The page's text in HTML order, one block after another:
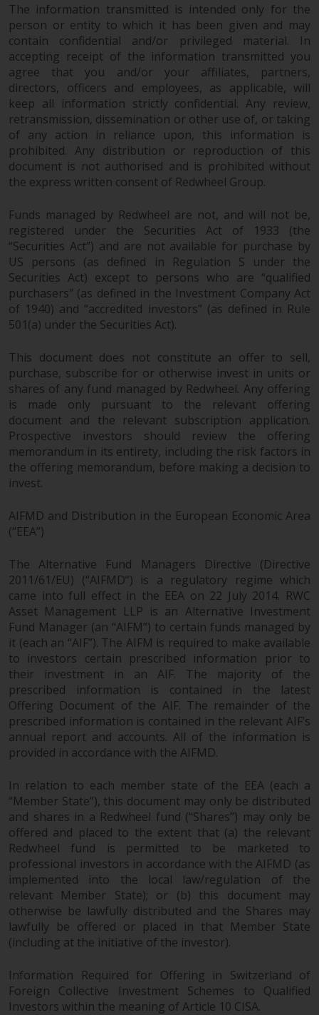
Kauf von Produkten oder
Dienstleistungen darstellen, die
von Redwheel oder einem seiner
verbundenen Unternehmen
bereitgestellt werden, und darf
nicht im Zusammenhang mit
einer Anlageentscheidung
herangezogen werden. Diese
Website bietet keine spezifische
Anlageberatung und
berücksichtigt nicht die
bestimmten Anlegers oder
bestimmter Anleger.
Nichts auf dieser Website sollte
als Anlage-, Steuer-, Rechts- oder
sonstige Beratung ausgelegt
werden.
Risikowarnung
Die frühere Wertentwicklung
eines von Redwheel verwalteten
Fonds ist kein Hinweis auf die
zukünftige Wertentwicklung. Der
daraus erzielten Erträge können
sowohl fallen als auch steigen.
Redwheel und seinen
verbundenen Unternehmen
angebotenen Produkte und
Dienstleistungen sind erhebliche
Risiken verbunden.
Wechselkursschwankungen
können sich positiv oder negativ
auf den Wert von auf
Fremdwährungen lautenden
Finanzinstrumenten auswirken.
Bestimmte Anlagen,
insbesondere alternative Fonds
beinhalten ein
überdurchschnittliches Risiko und
sind als langfristig anzusehen.
Derivative Instrumente können
mit einem hohen Risiko
verbunden sein. Unterschiedliche
Arten von Fonds oder Anlagen
weisen unterschiedliche
Risikograde auf.
Änderungen am Inhalt
The information transmitted is intended only for the
person or entity to which it has been given and may
contain confidential and/or privileged material. In
accepting receipt of the information transmitted you
agree that you and/or your affiliates, partners,
directors, officers and employees, as applicable, will
keep all information strictly confidential. Any review,
retransmission, dissemination or other use of, or taking
of any action in reliance upon, this information is
prohibited. Any distribution or reproduction of this
document is not authorised and is prohibited without
the express written consent of Redwheel Group.
Funds managed by Redwheel are not, and will not be,
registered under the Securities Act of 1933 (the
“Securities Act”) and are not available for purchase by
US persons (as defined in Regulation S under the
Securities Act) except to persons who are “qualified
purchasers” (as defined in the Investment Company Act
of 1940) and “accredited investors” (as defined in Rule
501(a) under the Securities Act).
This document does not constitute an offer to sell,
purchase, subscribe for or otherwise invest in units or
shares of any fund managed by Redwheel. Any offering
is made only pursuant to the relevant offering
document and the relevant subscription application.
Prospective investors should review the offering
memorandum in its entirety, including the risk factors in
the offering memorandum, before making a decision to
invest.
AIFMD and Distribution in the European Economic Area
(“EEA”)
The Alternative Fund Managers Directive (Directive
2011/61/EU) (“AIFMD”) is a regulatory regime which
came into full effect in the EEA on 22 July 2014. RWC
Asset Management LLP is an Alternative Investment
Fund Manager (an “AIFM”) to certain funds managed by
it (each an “AIF”). The AIFM is required to make available
to investors certain prescribed information prior to
their investment in an AIF. The majority of the
prescribed information is contained in the latest
Offering Document of the AIF. The remainder of the
prescribed information is contained in the relevant AIF’s
annual report and accounts. All of the information is
provided in accordance with the AIFMD.
In relation to each member state of the EEA (each a
“Member State”), this document may only be distributed
and shares in a Redwheel fund (“Shares”) may only be
offered and placed to the extent that (a) the relevant
Redwheel fund is permitted to be marketed to
professional investors in accordance with the AIFMD (as
implemented into the local law/regulation of the
relevant Member State); or (b) this document may
otherwise be lawfully distributed and the Shares may
lawfully be offered or placed in that Member State
(including at the initiative of the investor).
Information Required for Offering in Switzerland of
Foreign Collective Investment Schemes to Qualified
Investors within the meaning of Article 10 CISA.